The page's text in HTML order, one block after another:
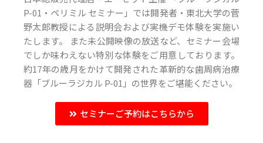
P-01・ペリミル セミナー」では開発者・東北大学の菅
野太郎教授による説明会および実機デモ体験を実施い
たします。 また未公開映像の放送など、セミナー会場
でしか味わえない特別な体験をご用意しております。
約17年の歳月をかけて開発された革新的な歯周病治療
器「ブルーラジカル P-01」の世界をご堪能ください。
セミナーご予約はこちらから